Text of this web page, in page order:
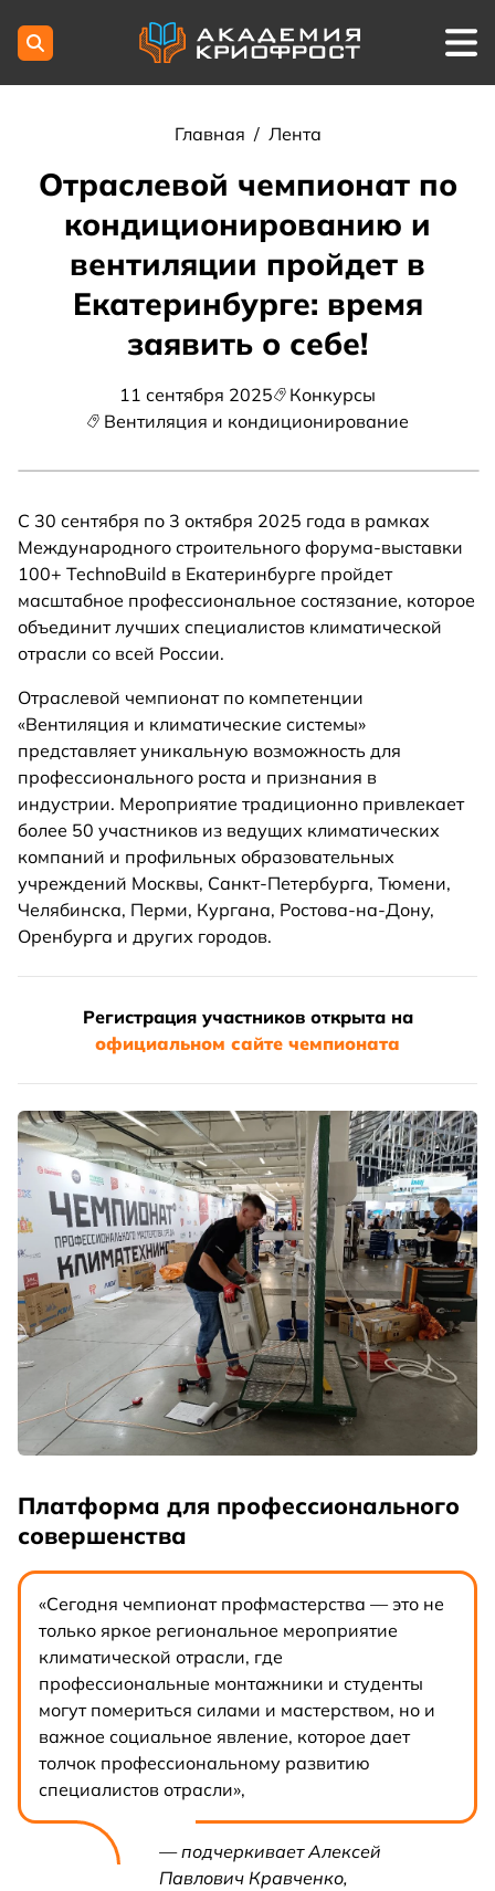
Главная / Лента
Отраслевой чемпионат по
кондиционированию и
вентиляции пройдет в
Екатеринбурге: время
заявить о себе!
11 сентября 2025
Конкурсы
Вентиляция и кондиционирование
С 30 сентября по 3 октября 2025 года в рамках
Международного строительного форума-выставки
100+ TechnoBuild в Екатеринбурге пройдет
масштабное профессиональное состязание, которое
объединит лучших специалистов климатической
отрасли со всей России.
Отраслевой чемпионат по компетенции
«Вентиляция и климатические системы»
представляет уникальную возможность для
профессионального роста и признания в
индустрии. Мероприятие традиционно привлекает
более 50 участников из ведущих климатических
компаний и профильных образовательных
учреждений Москвы, Санкт-Петербурга, Тюмени,
Челябинска, Перми, Кургана, Ростова-на-Дону,
Оренбурга и других городов.
Регистрация участников открыта на
официальном сайте чемпионата
Платформа для профессионального
совершенства
«Сегодня чемпионат профмастерства — это не
только яркое региональное мероприятие
климатической отрасли, где
профессиональные монтажники и студенты
могут помериться силами и мастерством, но и
важное социальное явление, которое дает
толчок профессиональному развитию
специалистов отрасли»,
— подчеркивает Алексей
Павлович Кравченко,